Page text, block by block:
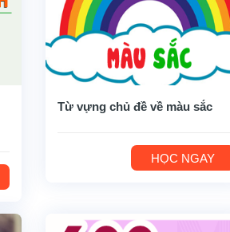
Từ vựng chủ đề về màu sắc
HỌC NGAY